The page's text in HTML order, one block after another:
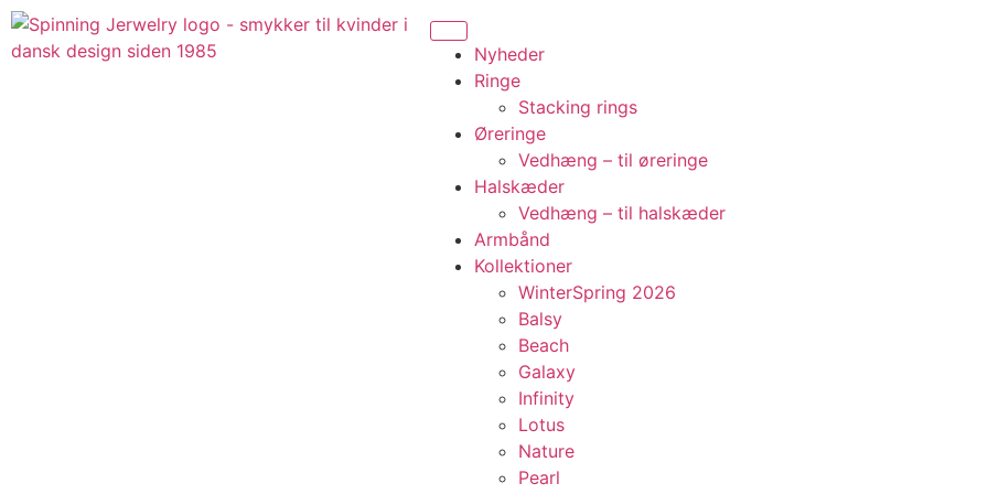
Nyheder
Ringe
Stacking rings
Øreringe
Vedhæng – til øreringe
Halskæder
Vedhæng – til halskæder
Armbånd
Kollektioner
WinterSpring 2026
Balsy
Beach
Galaxy
Infinity
Lotus
Nature
Pearl